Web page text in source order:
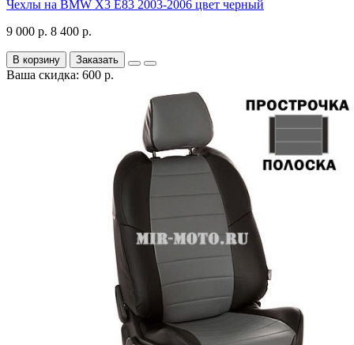
Чехлы на BMW X3 E83 2003-2006 цвет черный
9 000 р. 8 400 р.
В корзину Заказать
Ваша скидка: 600 р.